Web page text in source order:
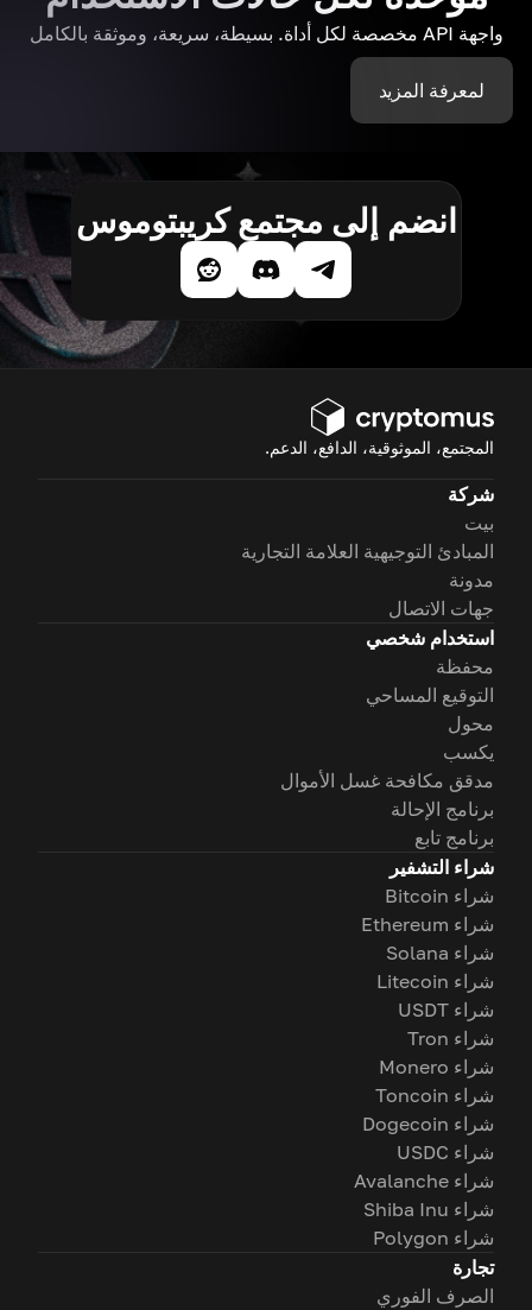
واجهة API مخصصة لكل أداة. بسيطة، سريعة، وموثقة بالكامل
لمعرفة المزيد
انضم إلى مجتمع كريبتوموس
المجتمع، الموثوقية، الدافع، الدعم.
شركة
بيت
المبادئ التوجيهية العلامة التجارية
مدونة
جهات الاتصال
استخدام شخصي
محفظة
التوقيع المساحي
محول
يكسب
مدقق مكافحة غسل الأموال
برنامج الإحالة
برنامج تابع
شراء التشفير
شراء Bitcoin
شراء Ethereum
شراء Solana
شراء Litecoin
شراء USDT
شراء Tron
شراء Monero
شراء Toncoin
شراء Dogecoin
شراء USDC
شراء Avalanche
شراء Shiba Inu
شراء Polygon
تجارة
الصرف الفوري